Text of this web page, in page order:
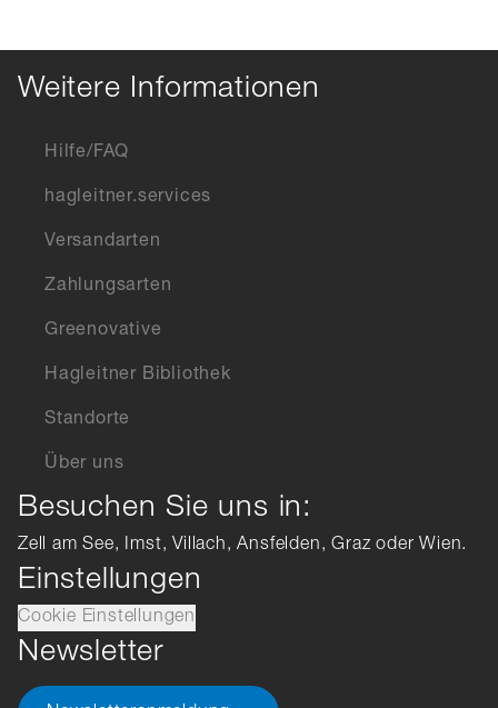
Weitere Informationen
Hilfe/FAQ
hagleitner.services
Versandarten
Zahlungsarten
Greenovative
Hagleitner Bibliothek
Standorte
Über uns
Besuchen Sie uns in:
Zell am See, Imst, Villach, Ansfelden, Graz oder Wien.
Einstellungen
Cookie Einstellungen
Newsletter